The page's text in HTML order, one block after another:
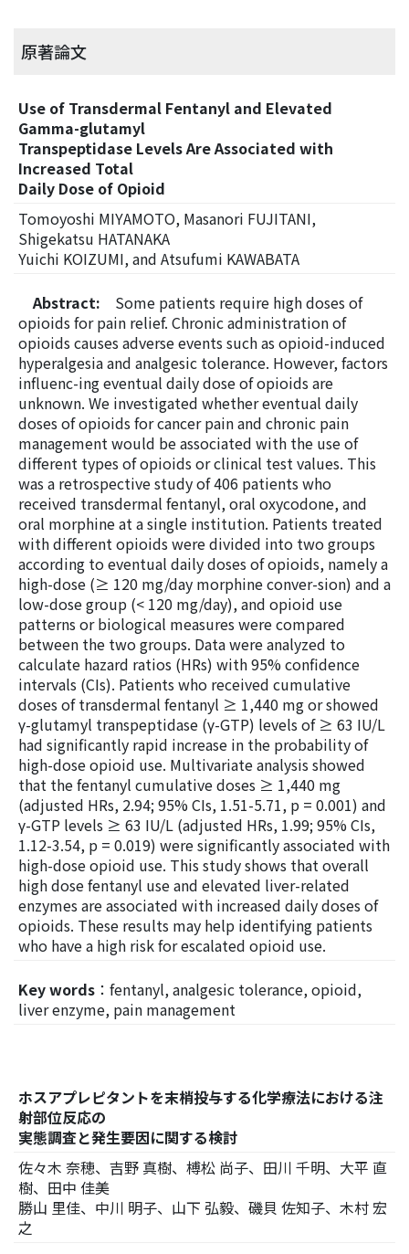
原著論文
Use of Transdermal Fentanyl and Elevated
Gamma-glutamyl
Transpeptidase Levels Are Associated with
Increased Total
Daily Dose of Opioid
Tomoyoshi MIYAMOTO, Masanori FUJITANI,
Shigekatsu HATANAKA
Yuichi KOIZUMI, and Atsufumi KAWABATA
Abstract: Some patients require high doses of
opioids for pain relief. Chronic administration of
opioids causes adverse events such as opioid-induced
hyperalgesia and analgesic tolerance. However, factors
inﬂuenc-ing eventual daily dose of opioids are
unknown. We investigated whether eventual daily
doses of opioids for cancer pain and chronic pain
management would be associated with the use of
different types of opioids or clinical test values. This
was a retrospective study of 406 patients who
received transdermal fentanyl, oral oxycodone, and
oral morphine at a single institution. Patients treated
with different opioids were divided into two groups
according to eventual daily doses of opioids, namely a
high-dose (≥ 120 mg/day morphine conver-sion) and a
low-dose group (< 120 mg/day), and opioid use
patterns or biological measures were compared
between the two groups. Data were analyzed to
calculate hazard ratios (HRs) with 95% conﬁdence
intervals (CIs). Patients who received cumulative
doses of transdermal fentanyl ≥ 1,440 mg or showed
γ-glutamyl transpeptidase (γ-GTP) levels of ≥ 63 IU/L
had significantly rapid increase in the probability of
high-dose opioid use. Multivariate analysis showed
that the fentanyl cumulative doses ≥ 1,440 mg
(adjusted HRs, 2.94; 95% CIs, 1.51-5.71, p = 0.001) and
γ-GTP levels ≥ 63 IU/L (adjusted HRs, 1.99; 95% CIs,
1.12-3.54, p = 0.019) were signiﬁcantly associated with
high-dose opioid use. This study shows that overall
high dose fentanyl use and elevated liver-related
enzymes are associated with increased daily doses of
opioids. These results may help identifying patients
who have a high risk for escalated opioid use.
Key words ：fentanyl, analgesic tolerance, opioid,
liver enzyme, pain management
ホスアプレピタントを末梢投与する化学療法における注
射部位反応の
実態調査と発生要因に関する検討
佐々木 奈穂、吉野 真樹、榑松 尚子、田川 千明、大平 直
樹、田中 佳美
勝山 里佳、中川 明子、山下 弘毅、磯貝 佐知子、木村 宏
之